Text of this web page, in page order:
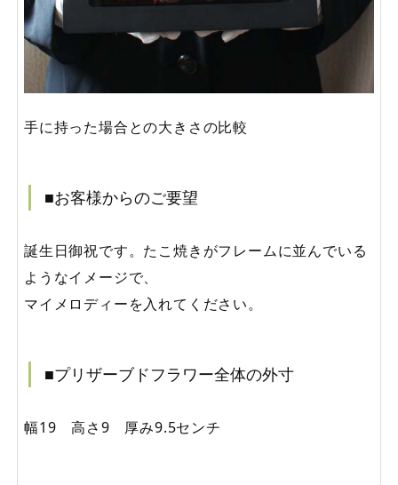
手に持った場合との大きさの比較
■お客様からのご要望
誕生日御祝です。たこ焼きがフレームに並んでいる
ようなイメージで、
マイメロディーを入れてください。
■プリザーブドフラワー全体の外寸
幅19 高さ9 厚み9.5センチ